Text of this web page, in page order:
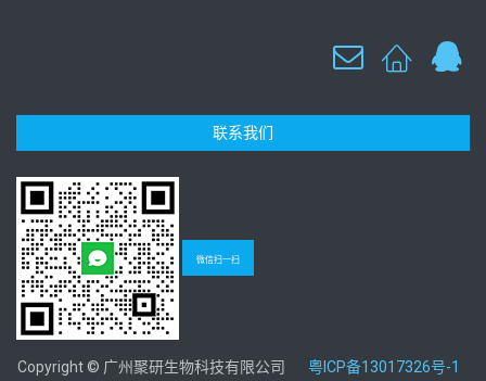
联系我们
微信扫一扫
Copyright © 广州聚研生物科技有限公司 粤ICP备13017326号-1